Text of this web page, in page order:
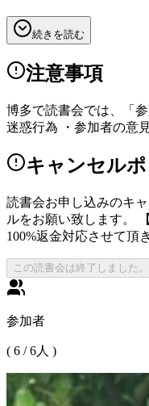
続きを読む
注意事項
博多で読書会では、「
迷惑行為 ・参加者の意
キャンセル
読書会お申し込みのキ
ルをお願い致します。
100%返金対応させて頂
この読書会は終了しました。
参加者
( 6 /6人 )